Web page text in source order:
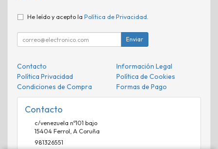
He leído y acepto la Política de Privacidad
Enviar
Contacto
Información Legal
Política Privacidad
Política de Cookies
Condiciones de Compra
Formas de Pago
Contacto
c/venezuela nº101 bajo
15404Ferrol A Coruña
981326551